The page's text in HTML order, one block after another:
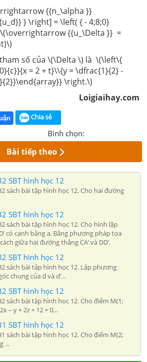
{{n_\alpha }}
} \right] = \left( { - 4;8;0}
{{u_\Delta }} =
số của \(\Delta \) là \(\left\{
= 2 + t}\\{y = \dfrac{1}{2} -
\right.\)
Loigiaihay.com
Chia sẻ
Bình chọn:
Bài tiếp theo
SBT hình học 12
sách bài tập hình học 12. Cho hai đường
SBT hình học 12
sách bài tập hình học 12. Cho hình lập
có cạnh bằng a. Bằng phương pháp tọa
giữa hai đường thẳng CA’ và DD’.
SBT hình học 12
sách bài tập hình học 12. Lập phương
chung của d và d’...
SBT hình học 12
sách bài tập hình học 12. Cho điểm M(1;
– y + 2z + 12 = 0...
SBT hình học 12
sách bài tập hình học 12. Cho điểm M(2;
...